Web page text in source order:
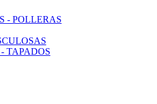
- POLLERAS
TAPADOS